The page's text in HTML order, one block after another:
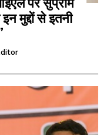
मुद्दों से इतनी